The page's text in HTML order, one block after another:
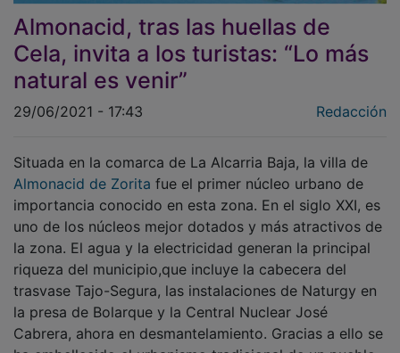
Almonacid, tras las huellas de
Cela, invita a los turistas: “Lo más
natural es venir”
Almonacid de Zoritafue el primer núcleo urbano de
importancia conocido en esta zona. En el siglo XXI, es
uno de los núcleos mejor dotados y más atractivos de
la zona. El agua y la electricidad generan la principal
riqueza del municipio,que incluye la cabecera del
trasvase Tajo-Segura, las instalaciones de Naturgy en
la presa de Bolarque y la Central Nuclear José
Cabrera, ahora en desmantelamiento. Gracias a ello se
ha embellecido el urbanismo tradicional de un pueblo